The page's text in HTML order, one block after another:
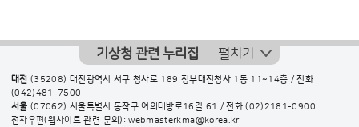
기상청 관련 누리집 펼치기
대전 (35208) 대전광역시 서구 청사로 189 정부대전청사 1동 11~14층 / 전화
(042)481-7500
서울 (07062) 서울특별시 동작구 여의대방로16길 61 / 전화(02)2181-0900
전자우편(웹사이트 관련 문의): webmasterkma@korea.kr